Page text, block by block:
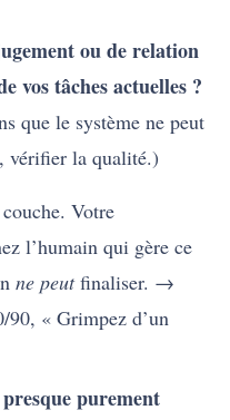
ou de relation
vos tâches actuelles ?
que le système ne peut
vérifier la qualité.)
Votre
l’humain qui gère ce
ne peutfinaliser. →
« Grimpez d’un
purement